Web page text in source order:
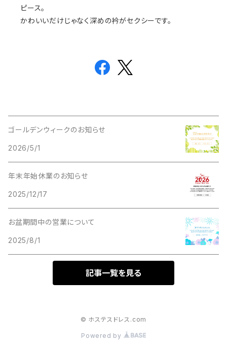
ピース。
かわいいだけじゃなく深めの衿がセクシーです。
ゴールデンウィークのお知らせ
2026/5/1
年末年始休業のお知らせ
2025/12/17
お盆期間中の営業について
2025/8/1
記事一覧を見る
© ホステスドレス.com
Powered by